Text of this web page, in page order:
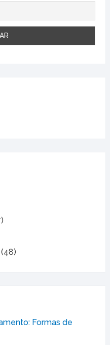
(48)
Formas de